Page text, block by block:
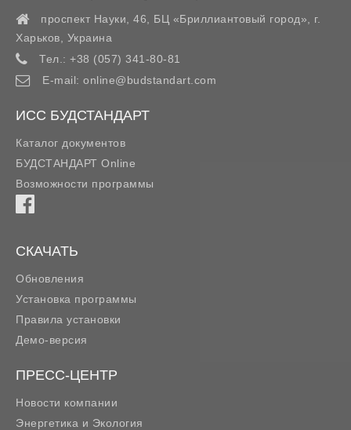
проспект Науки, 46, БЦ «Бриллиантовый город»,
г.
Харьков
Украина
Тел.: +38 (057) 341-80-81
E-mail: online@budstandart.com
ИСС БУДСТАНДАРТ
Каталог документов
БУДСТАНДАРТ Online
Возможности программы
СКАЧАТЬ
Обновления
Установка программы
Правила установки
Демо-версия
ПРЕСС-ЦЕНТР
Новости компании
Энергетика и Экология